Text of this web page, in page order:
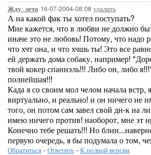
Жду_лета 16-07-2004-08:08 удалить
А на какой фак ты хотел поступать?
Мне кажется, что в любви не должно
иначе это не любовь! Потому, что надо
что хчт она, и что хчшь ты! Это все
ей держать дома собаку, например!
твой кокер спаниэль!!! Либо он, либо
полнейшая!!!
Када я со своим мол челом начала встр,
виртуально, и реально! и он ничего не
того, он потом сам завел свой дн-к на
имею ничего против! наоборот, мне эт
Конечно тебе решать!!! Но
первую очередь, я бы подумала о том,
Обратиться - Ответить - К полной версии